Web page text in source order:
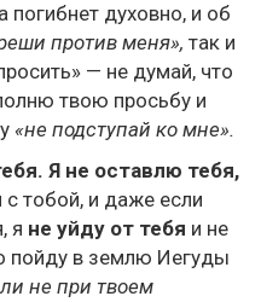
погибнет духовно, и об
против меня», так и
— не думай, что
твою просьбу и
«не подступай ко мне».
Я не оставлю тебя,
с тобой, и даже если
я не уйду от тебя и не
пойду в землю Иегуды
не при твоем